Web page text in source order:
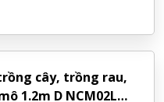
cây, trồng rau,
1.2m D NCM02L